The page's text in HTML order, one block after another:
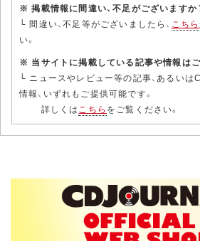
※ 掲載情報に間違い、不足がございますか
└ 間違い、不足等がございましたら、 こちら
い。
※ 当サイトに掲載している記事や情報はご
└ ニュースやレビュー等の記事、あるいは
情報、いずれもご提供可能です。
詳しくはこちら をご覧ください。